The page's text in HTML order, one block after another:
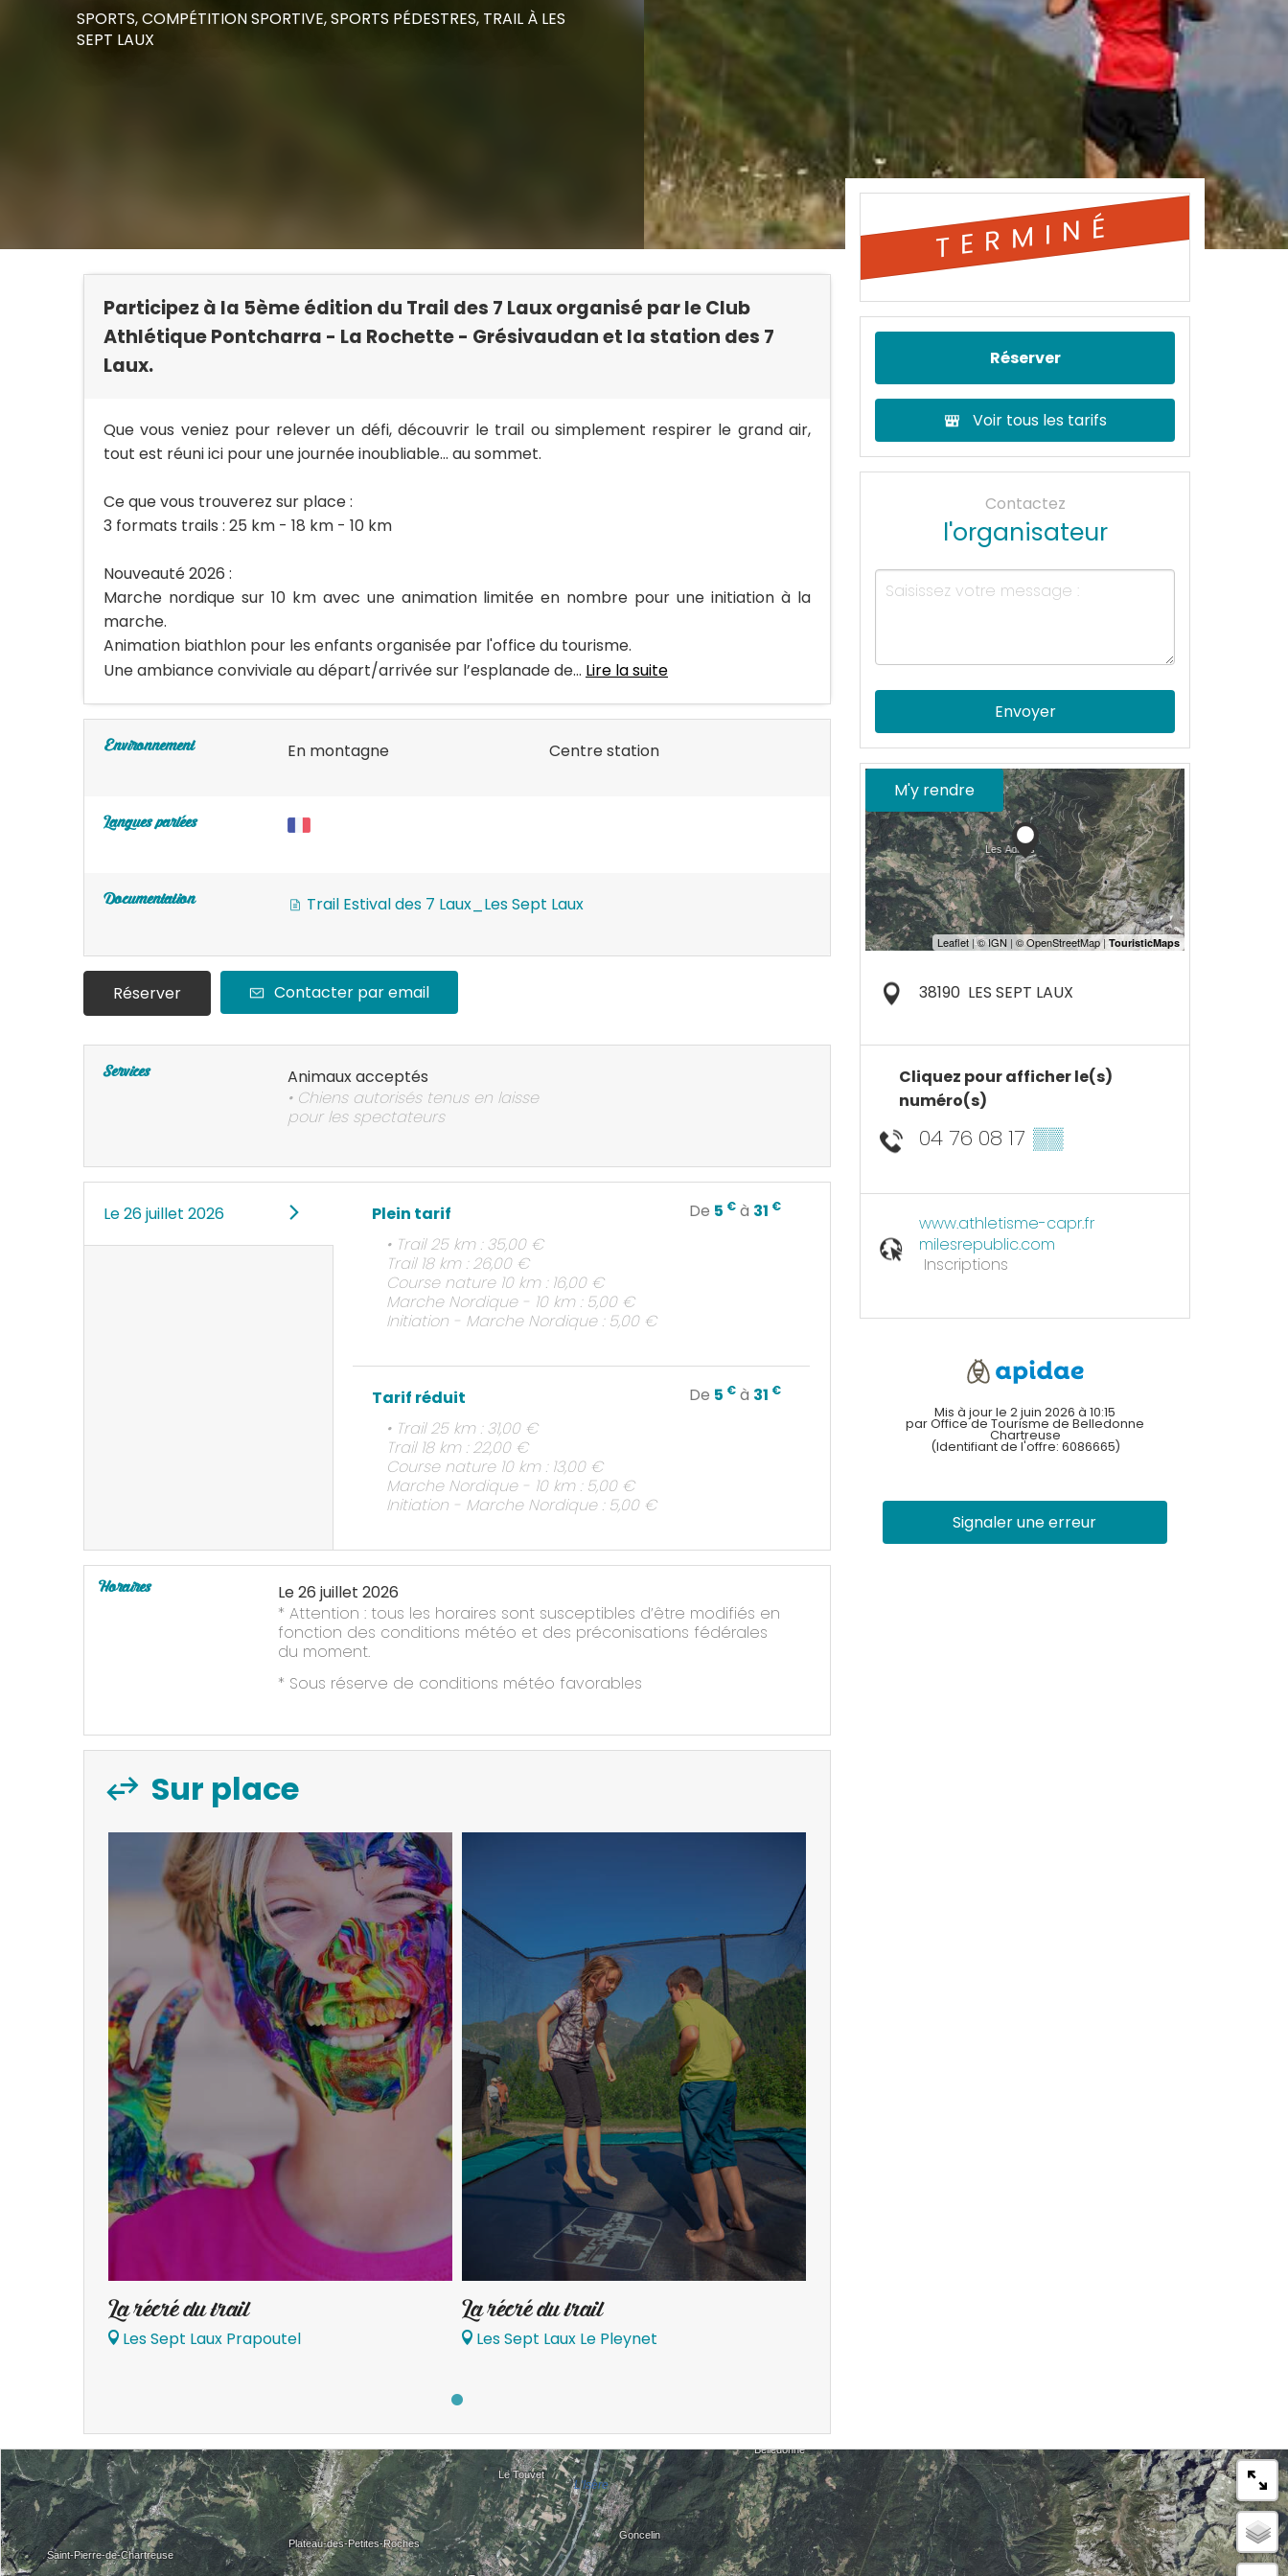
SPORTS,COMPÉTITION SPORTIVE,SPORTS PÉDESTRES, TRAIL À LES
SEPT LAUX
Participez à la 5ème édition du Trail des 7 Laux organisé par le Club
Athlétique Pontcharra - La Rochette - Grésivaudan et la station des 7
Laux.
Que vous veniez pour relever un défi, découvrir le trail ou simplement respirer le grand air,
tout est réuni ici pour une journée inoubliable… au sommet.
Ce que vous trouverez sur place :
3 formats trails : 25 km - 18 km - 10 km
Nouveauté 2026 :
Marche nordique sur 10 km avec une animation limitée en nombre pour une initiation à la
marche.
Animation biathlon pour les enfants organisée par l'office du tourisme.
Une ambiance conviviale au départ/arrivée sur l’esplanade de... Lire la suite
Environnement En montagne Centre station
Langues parlées
Documentation Trail Estival des 7 Laux_Les Sept Laux
Réserver Contacter par email
Services
Animaux acceptés
• Chiens autorisés tenus en laisse
pour les spectateurs
Le26 juillet 2026 Plein tarif De 5 € à 31 €
• Trail 25 km : 35,00 €
Trail 18 km : 26,00 €
Course nature 10 km : 16,00 €
Marche Nordique - 10 km : 5,00 €
Initiation - Marche Nordique : 5,00 €
Tarif réduit De 5 € à 31 €
• Trail 25 km : 31,00 €
Trail 18 km : 22,00 €
Course nature 10 km : 13,00 €
Marche Nordique - 10 km : 5,00 €
Initiation - Marche Nordique : 5,00 €
Horaires Le26 juillet 2026
* Attention : tous les horaires sont susceptibles d’être modifiés en
fonction des conditions météo et des préconisations fédérales
du moment.
* Sous réserve de conditions météo favorables
Sur place
La récré du trail
Les Sept Laux Prapoutel
La récré du trail
Les Sept Laux Le Pleynet
TERMINÉ
Réserver
Voir tous les tarifs
Contactez
l'organisateur
Envoyer
M'y rendre
38190 LES SEPT LAUX
Cliquez pour afficher le(s)
numéro(s)
04 76 08 17 ▒▒
www.athletisme-capr.fr
milesrepublic.com
Inscriptions
Mis à jour le 2 juin 2026 à 10:15
par Office de Tourisme de Belledonne
Chartreuse
(Identifiant de l'offre: 6086665)
Signaler une erreur